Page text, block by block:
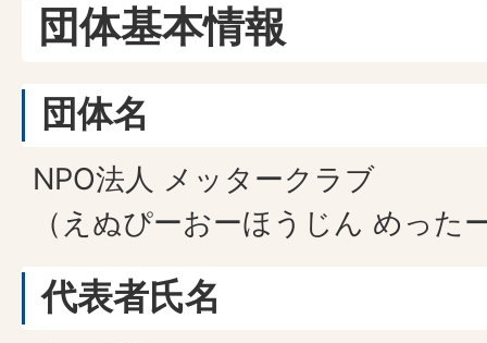
団体基本情報
団体名
NPO法人 メッタークラブ
（えぬぴーおーほうじん めった
代表者氏名